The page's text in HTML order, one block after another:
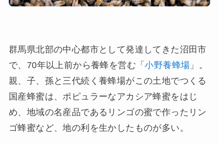
群馬県北部の中心都市として発達してきた沼田市
で、70年以上前から養蜂を営む「小野養蜂場 」。
親、子、孫と三代続く養蜂場がこの土地でつくる
国産蜂蜜は、ポピュラーなアカシア蜂蜜をはじ
め、地域の名産品であるリンゴの蜜で作ったリン
ゴ蜂蜜など、地の利を生かしたものが多い。